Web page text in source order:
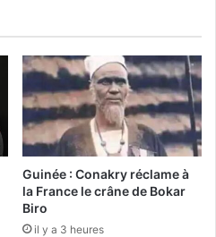
Guinée : Conakry réclame à
la France le crâne de Bokar
Biro
il y a 3 heures